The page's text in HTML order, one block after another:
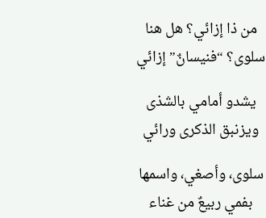
من ذا إزائي؟ هل هنا
سلوى؟ “فنيسانٌ” إزائي
يشدو أمامي بالشذى
ويزنبق الذكرى ورائي
سلوى، وأصغي، واسمها
بفمي ربيعٌ من غناء